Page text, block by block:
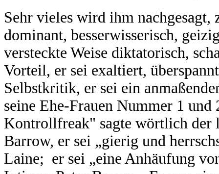
Sehr vieles wird ihm nachgesagt,
dominant, besserwisserisch,
versteckte Weise diktatorisch,
Vorteil, er sei exaltiert,
Selbstkritik, er sei ein
seine Ehe-Frauen Nummer 1 und
Kontrollfreak" sagte wörtlich der
Barrow, er sei „gierig und
Laine; er sei „eine Anhäufung